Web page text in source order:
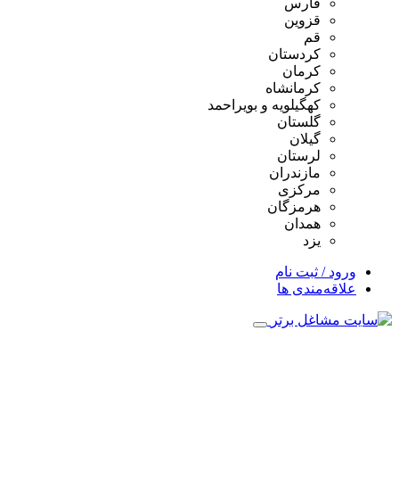
قزوین
قم
کردستان
کرمان
کرمانشاه
کهگیلویه و بویراحمد
گلستان
گیلان
لرستان
مازندران
مرکزی
هرمزگان
همدان
یزد
ورود / ثبت نام
علاقه‌مندی ها